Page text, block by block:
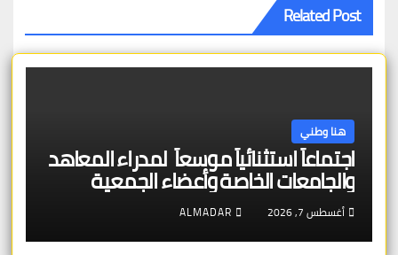
Related Post
هنا وطني
اجتماعاً استثنائياً موسعاً لمدراء المعاهد
والجامعات الخاصة وأعضاء الجمعية
العمومية للنقابة العامة لمؤسسات
التعليم والتدريب الخاص في ليبيا
أغسطس 7, 2026 ALMADAR